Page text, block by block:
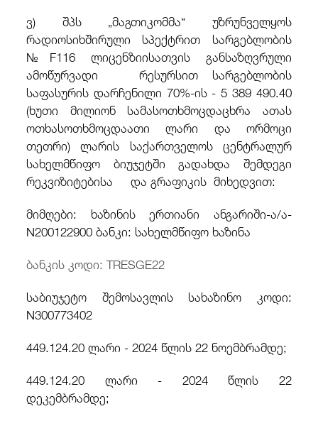
ვ) შპს „მაგთიკომმა“ უზრუნველყოს
რადიოსიხშირული სპექტრით სარგებლობის
№F116 ლიცენზიისათვის განსაზღვრული
ამოწურვადი რესურსით სარგებლობის
საფასურის დარჩენილი 70%-ის - 5 389 490.40
(ხუთი მილიონ სამასოთხმოცდაცხრა ათას
ოთხასოთხმოცდაათი ლარი და ორმოცი
თეთრი) ლარის საქართველოს ცენტრალურ
სახელმწიფო ბიუჯეტში გადახდა შემდეგი
რეკვიზიტებისა და გრაფიკის მიხედვით:
მიმღები: ხაზინის ერთიანი ანგარიში-ა/ა-
N200122900 ბანკი: სახელმწიფო ხაზინა
ბანკის კოდი: TRESGE22
საბიუჯეტო შემოსავლის სახაზინო კოდი:
N300773402
449.124.20 ლარი - 2024 წლის 22 ნოემბრამდე;
449.124.20 ლარი - 2024 წლის 22
დეკემბრამდე;